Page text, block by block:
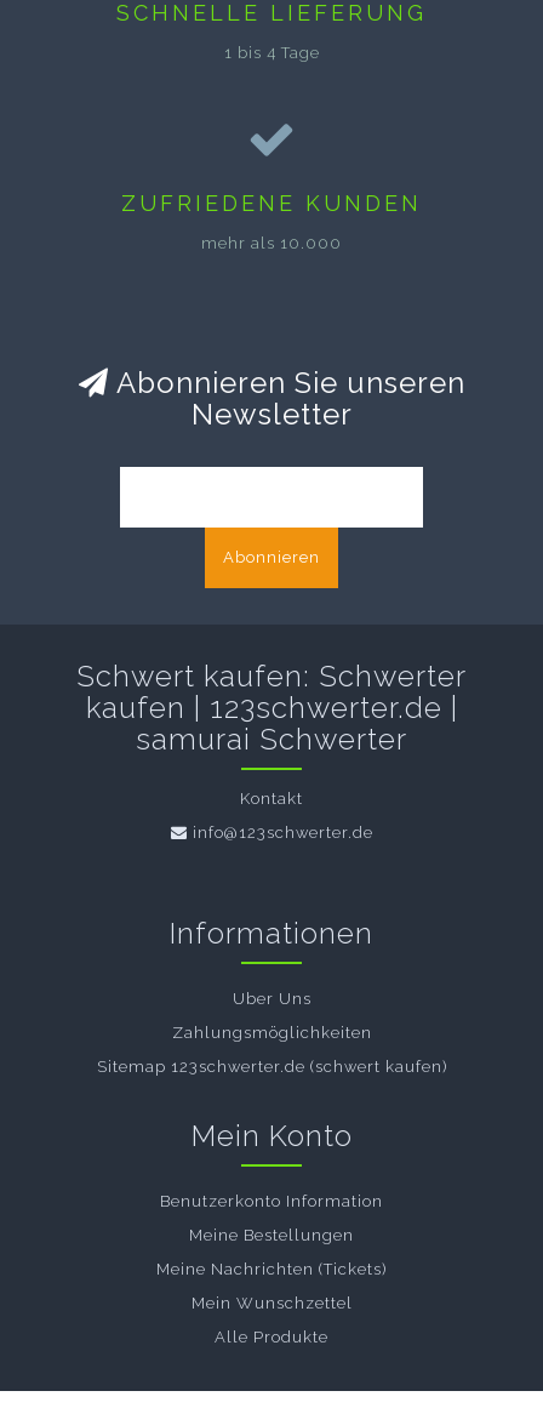
SCHNELLE LIEFERUNG
1 bis 4 Tage
ZUFRIEDENE KUNDEN
mehr als 10.000
Abonnieren Sie unseren
Newsletter
Abonnieren
Schwert kaufen: Schwerter
kaufen | 123schwerter.de |
samurai Schwerter
Kontakt
info@123schwerter.de
Informationen
Uber Uns
Zahlungsmöglichkeiten
Sitemap 123schwerter.de (schwert kaufen)
Mein Konto
Benutzerkonto Information
Meine Bestellungen
Meine Nachrichten (Tickets)
Mein Wunschzettel
Alle Produkte